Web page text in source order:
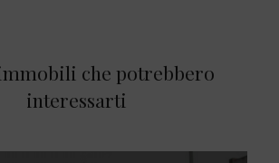
che potrebbero
interessarti